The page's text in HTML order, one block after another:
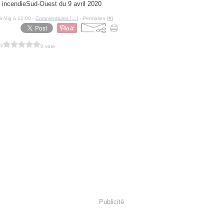
Sud-Ouest du 9 avril 2020
Vig à 12:00 -Commentaires [ …] - Permalien [#]
0 vote
Publicité